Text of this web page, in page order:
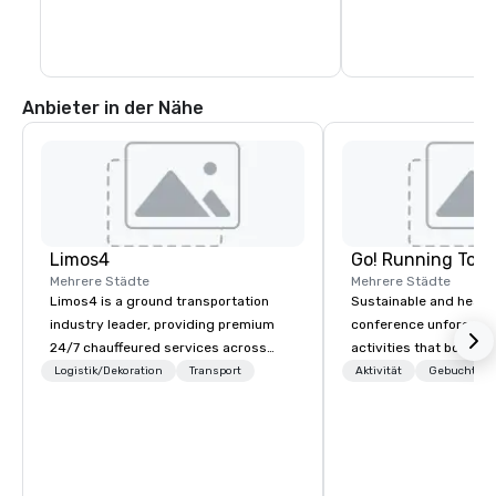
Anbieter in der Nähe
Limos4
Mehrere Städte
Limos4 is a ground transportation
industry leader, providing premium
24/7 chauffeured services across
200+ cities, 60+ countries and 250+
Logistik/Dekoration Transport
Go! Running
Mehrere Städte
Sustainable and
conference
activities that boost
lower carbon
Aktivität Gebuchte